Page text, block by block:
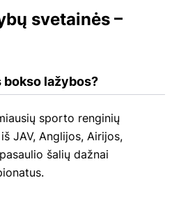
svetainės –
lažybos?
sporto renginių
JAV, Anglijos, Airijos,
šalių dažnai